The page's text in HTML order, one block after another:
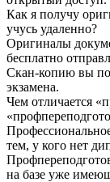
Как я получу
учусь удаленно?
Оригиналы
бесплатно
Скан-копию вы
экзамена.
Чем отличается
тем, у кого нет
на базе уже